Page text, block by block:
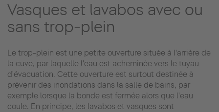
Vasques et lavabos avec ou
sans trop-plein
Le trop-plein est une petite ouverture située à l'arrière de
la cuve, par laquelle l'eau est acheminée vers le tuyau
d'évacuation. Cette ouverture est surtout destinée à
prévenir des inondations dans la salle de bains, par
exemple lorsque la bonde est fermée alors que l'eau
coule. En principe, les lavabos et vasques sont